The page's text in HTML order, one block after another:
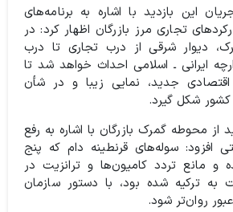
این بازدید با اشاره به برنامه‌های
تجاری مرز بازرگان اظهار کرد: در
دیوار شرقی از درب تجاری تا درب
ایرانی ـ اسلامی احداث خواهد شد تا
جدید، نمایی زیبا و در شأن
کشور شکل گیرد.
از محوطه گمرک بازرگان با اشاره به رفع
افزود: سوله‌های قرنطینه دام که پنج
و مانع تردد کامیون‌ها و ترانزیت در
ترکیه شده بود، با دستور سازمان
روان‌تر شود.